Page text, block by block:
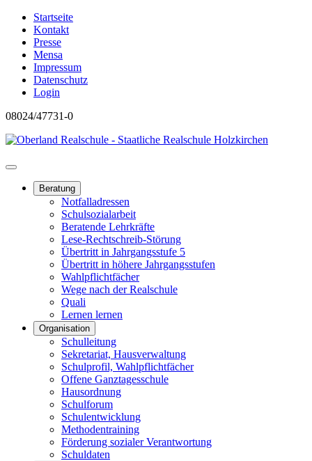
Startseite
Kontakt
Presse
Mensa
Impressum
Datenschutz
Login
08024/47731-0
Beratung
Notfalladressen
Schulsozialarbeit
Beratende Lehrkräfte
Lese-Rechtschreib-Störung
Übertritt in Jahrgangsstufe 5
Übertritt in höhere Jahrgangsstufen
Wahlpflichtfächer
Wege nach der Realschule
Quali
Lernen lernen
Organisation
Schulleitung
Sekretariat, Hausverwaltung
Schulprofil, Wahlpflichtfächer
Offene Ganztagesschule
Hausordnung
Schulforum
Schulentwicklung
Methodentraining
Förderung sozialer Verantwortung
Schuldaten